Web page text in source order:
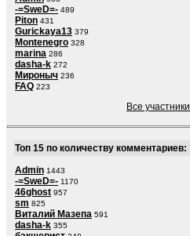
-=SweD=- 489
Piton 431
Gurickaya13 379
Montenegro 328
marina 286
dasha-k 272
Мироныч 236
FAQ 223
Все участники
Топ 15 по количеству комментариев:
Admin 1443
-=SweD=- 1170
46ghost 957
sm 825
Виталий Мазепа 591
dasha-k 355